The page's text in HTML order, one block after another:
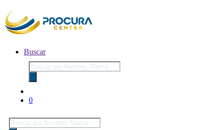
Buscar
Búsqueda
de
productos
0
Búsqueda